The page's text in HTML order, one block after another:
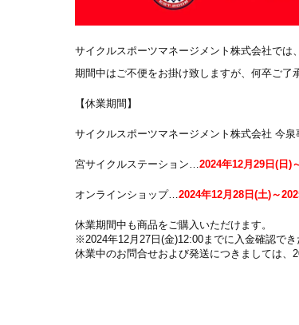
サイクルスポーツマネージメント株式会社では
期間中はご不便をお掛け致しますが、何卒ご了
【休業期間】
サイクルスポーツマネージメント株式会社 今
宮サイクルステーション…2024年12月29日(日)
オンラインショップ…2024年12月28日(土)～
休業期間中も商品をご購入いただけます。
※2024年12月27日(金)12:00までに入金確認で
休業中のお問合せおよび発送につきましては、